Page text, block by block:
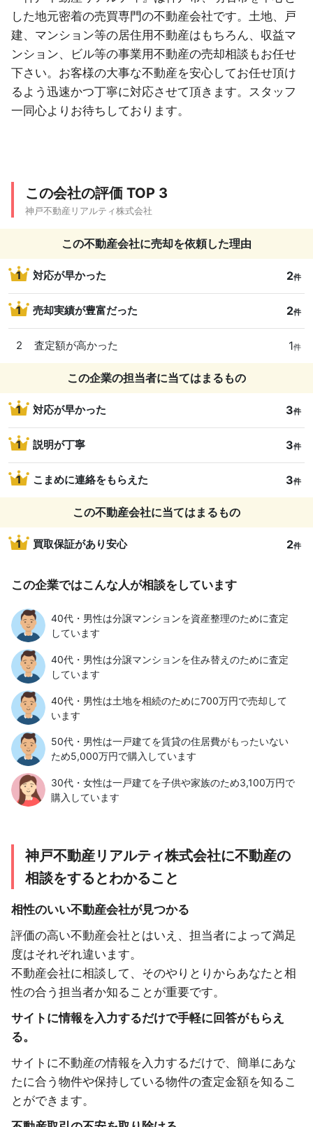
した地元密着の売買専門の不動産会社です。土地、戸
建、マンション等の居住用不動産はもちろん、収益マ
ンション、ビル等の事業用不動産の売却相談もお任せ
下さい。お客様の大事な不動産を安心してお任せ頂け
るよう迅速かつ丁寧に対応させて頂きます。スタッフ
一同心よりお待ちしております。
この会社の評価 TOP 3
神戸不動産リアルティ株式会社
この不動産会社に売却を依頼した理由
1 対応が早かった 2件
1 売却実績が豊富だった 2件
2 査定額が高かった 1件
この企業の担当者に当てはまるもの
1 対応が早かった 3件
1 説明が丁寧 3件
1 こまめに連絡をもらえた 3件
この不動産会社に当てはまるもの
1 買取保証があり安心 2件
この企業ではこんな人が相談をしています
40代・男性は分譲マンションを資産整理のために査定
しています
40代・男性は分譲マンションを住み替えのために査定
しています
40代・男性は土地を相続のために700万円で売却して
います
50代・男性は一戸建てを賃貸の住居費がもったいない
ため5,000万円で購入しています
30代・女性は一戸建てを子供や家族のため3,100万円で
購入しています
神戸不動産リアルティ株式会社に不動産の
相談をするとわかること
相性のいい不動産会社が見つかる
評価の高い不動産会社とはいえ、担当者によって満足
度はそれぞれ違います。
不動産会社に相談して、そのやりとりからあなたと相
性の合う担当者か知ることが重要です。
サイトに情報を入力するだけで手軽に回答がもらえ
る。
サイトに不動産の情報を入力するだけで、簡単にあな
たに合う物件や保持している物件の査定金額を知るこ
とができます。